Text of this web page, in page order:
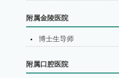
附属金陵医院
博士生导师
附属口腔医院